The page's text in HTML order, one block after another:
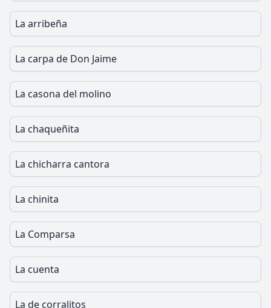
La arribeña
La carpa de Don Jaime
La casona del molino
La chaqueñita
La chicharra cantora
La chinita
La Comparsa
La cuenta
La de corralitos